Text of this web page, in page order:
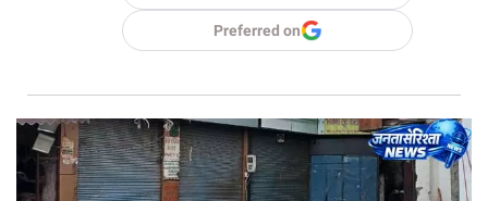
Preferred on